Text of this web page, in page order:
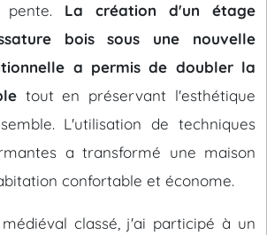
La création d'un étage
bois sous une nouvelle
a permis de doubler la
tout en préservant l'esthétique
L'utilisation de techniques
a transformé une maison
confortable et économe.
classé, j'ai participé à un